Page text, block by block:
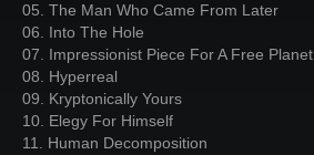
05. The Man Who Came From Later
06. Into The Hole
07. Impressionist Piece For A Free Planet
08. Hyperreal
09. Kryptonically Yours
10. Elegy For Himself
11. Human Decomposition